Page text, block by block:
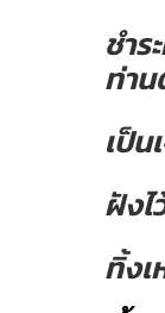
ชำร
ท่า
เป็น
ฝังไ
ทิ้งเ